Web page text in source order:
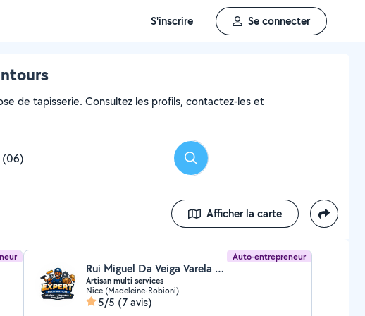
S'inscrire Se connecter
de tapisserie. Consultez les profils, contactez-les et
Rechercher
Afficher la carte
Auto-entrepreneur
Rui Miguel Da Veiga Varela (Miguel.V)
Artisan multi services
Nice (Madeleine-Robioni)
5/5 (7 avis)